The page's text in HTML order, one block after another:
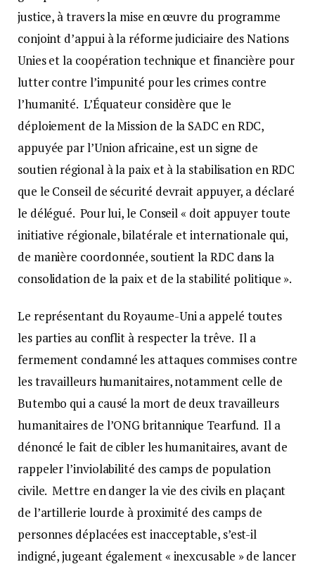
justice, à travers la mise en œuvre du programme
conjoint d’appui à la réforme judiciaire des Nations
Unies et la coopération technique et financière pour
lutter contre l’impunité pour les crimes contre
l’humanité. L’Équateur considère que le
déploiement de la Mission de la SADC en RDC,
appuyée par l’Union africaine, est un signe de
soutien régional à la paix et à la stabilisation en RDC
que le Conseil de sécurité devrait appuyer, a déclaré
le délégué. Pour lui, le Conseil « doit appuyer toute
initiative régionale, bilatérale et internationale qui,
de manière coordonnée, soutient la RDC dans la
consolidation de la paix et de la stabilité politique ».
Le représentant du Royaume-Uni a appelé toutes
les parties au conflit à respecter la trêve. Il a
fermement condamné les attaques commises contre
les travailleurs humanitaires, notamment celle de
Butembo qui a causé la mort de deux travailleurs
humanitaires de l’ONG britannique Tearfund. Il a
dénoncé le fait de cibler les humanitaires, avant de
rappeler l’inviolabilité des camps de population
civile. Mettre en danger la vie des civils en plaçant
de l’artillerie lourde à proximité des camps de
personnes déplacées est inacceptable, s’est-il
indigné, jugeant également « inexcusable » de lancer